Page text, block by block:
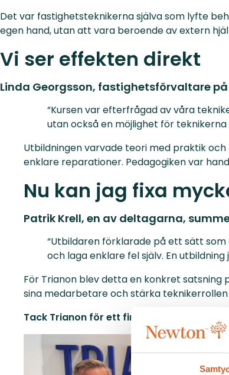
Det var fastighetsteknikerna själva som lyfte
egen hand, utan att vara beroende av extern
Vi ser effekten direkt
Linda Georgsson, fastighetsförvaltare
“Kursen var efterfrågad av våra
utan också en möjlighet för teknikerna
Utbildningen varvade teori med praktik
enklare reparationer. Pedagogiken var
Nu kan jag fixa
Patrik Krell, en av deltagarna,
“Utbildaren förklarade på ett sätt
och laga enklare fel själv. En
För Trianon blev detta en konkret
sina medarbetare och stärka teknikerrollen
Tack Trianon för ett fint samarbete och